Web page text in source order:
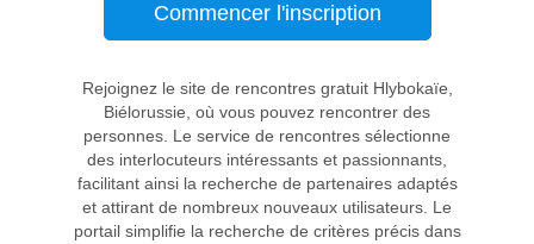
Commencer l'inscription
Rejoignez le site de rencontres gratuit Hlybokaïe,
Biélorussie, où vous pouvez rencontrer des
personnes. Le service de rencontres sélectionne
des interlocuteurs intéressants et passionnants,
facilitant ainsi la recherche de partenaires adaptés
et attirant de nombreux nouveaux utilisateurs. Le
portail simplifie la recherche de critères précis dans